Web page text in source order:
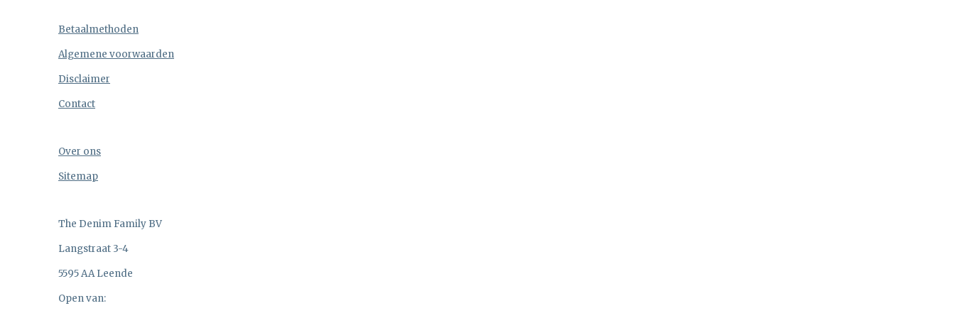
Betaalmethoden
Algemene voorwaarden
Disclaimer
Contact
Over ons
Sitemap
The Denim Family BV
Langstraat 3-4
5595 AA Leende
Open van: